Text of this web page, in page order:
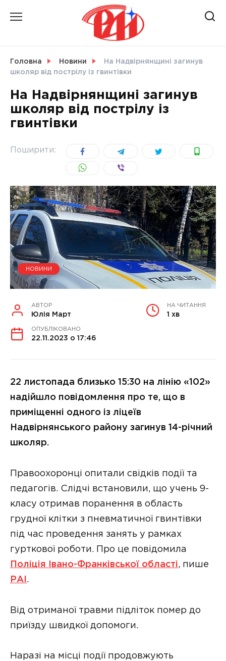
Головна Новини
На Надвірнянщині загинув
школяр від пострілу із гвинтівки
На Надвірнянщині загинув
школяр від пострілу із
гвинтівки
Поширити:
НОВИНИ
АВТОР
Юлія Март
НА ЧИТАННЯ
1 хв
ОПУБЛІКОВАНО
22.11.2023 о 17:46
22 листопада близько 15:30 на лінію «102»
надійшло повідомлення про те, що в
приміщенні одного із ліцеїв
Надвірнянського району загинув 14-річний
школяр.
Правоохоронці опитали свідків події та
педагогів. Слідчі встановили, що учень 9-
класу отримав поранення в область
грудної клітки з пневматичної гвинтівки
під час проведення занять у рамках
гурткової роботи. Про це повідомила
Поліція Івано-Франківської області, пише
РАІ .
Від отриманої травми підліток помер до
приїзду швидкої допомоги.
Наразі на місці події продовжують